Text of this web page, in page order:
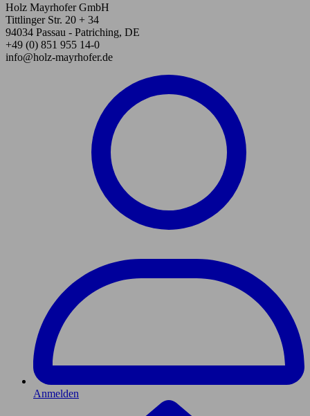
Holz Mayrhofer GmbH
Tittlinger Str. 20 + 34
94034 Passau - Patriching, DE
+49 (0) 851 955 14-0
info@holz-mayrhofer.de
Anmelden